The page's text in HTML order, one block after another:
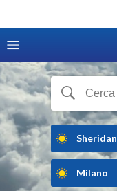
Sheridan
Milano